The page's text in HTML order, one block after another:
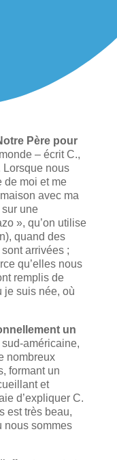
Père pour
– écrit C.,
Lorsque nous
de moi et me
avec ma
une
», qu’on utilise
quand des
arrivées ;
qu’elles nous
remplis de
je suis née, où
un
américaine,
nombreux
formant un
et
d’expliquer C.
est très beau,
nous sommes